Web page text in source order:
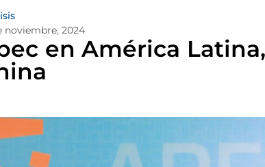
noviembre, 2024
en América